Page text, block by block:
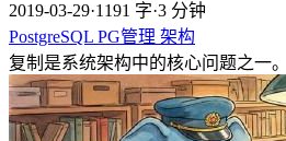
2019-03-29·1191 字·3 分钟
PostgreSQL PG管理 架构
复制是系统架构中的核心问题之一。